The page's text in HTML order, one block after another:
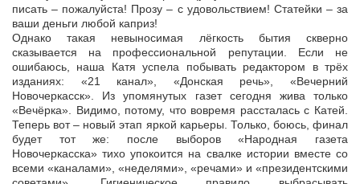
писать – пожалуйста! Прозу – с удовольствием! Статейки – за
ваши деньги любой каприз!
Однако такая невыносимая лёгкость бытия скверно
сказывается на профессиональной репутации. Если не
ошибаюсь, наша Катя успела побывать редактором в трёх
изданиях: «21 канал», «Донская речь», «Вечерний
Новочеркасск». Из упомянутых газет сегодня жива только
«Вечёрка». Видимо, потому, что вовремя рассталась с Катей.
Теперь вот – новый этап яркой карьеры. Только, боюсь, финал
будет тот же: после выборов «Народная газета
Новочеркасска» тихо упокоится на свалке истории вместе со
всеми «каналами», «неделями», «речами» и «президентскими